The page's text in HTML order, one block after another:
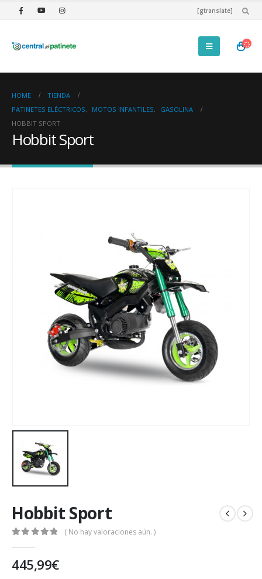
[gtranslate]
HOME
TIENDA
PATINETES ELÉCTRICOS, MOTOS INFANTILES,
GASOLINA
HOBBIT SPORT
Hobbit Sport
Hobbit Sport
( No hay valoraciones aún. )
445,99€